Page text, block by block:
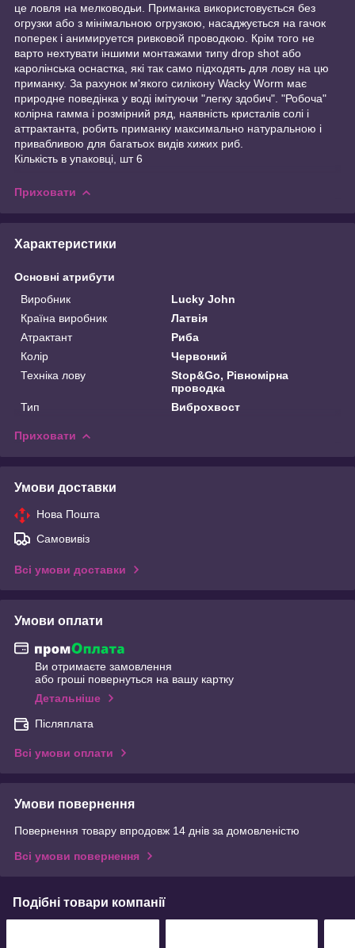
це ловля на мелководьи. Приманка використовується без
огрузки або з мінімальною огрузкою, насаджується на гачок
поперек і анимируется ривковой проводкою. Крім того не
варто нехтувати іншими монтажами типу drop shot або
каролінська оснастка, які так само підходять для лову на цю
приманку. За рахунок м'якого силікону Wacky Worm має
природне поведінка у воді імітуючи "легку здобич". "Робоча"
колірна гамма і розмірний ряд, наявність кристалів солі і
аттрактанта, робить приманку максимально натуральною і
привабливою для багатьох видів хижих риб.
Кількість в упаковці, шт 6
Приховати
Характеристики
Основні атрибути
Виробник
Lucky John
Країна виробник
Латвія
Атрактант
Риба
Колір
Червоний
Техніка лову
Stop&Go, Рівномірна
проводка
Тип
Виброхвост
Приховати
Умови доставки
Нова Пошта
Самовивіз
Всі умови доставки
Умови оплати
Ви отримаєте замовлення
або гроші повернуться на вашу картку
Детальніше
Післяплата
Всі умови оплати
Умови повернення
Повернення товару впродовж 14 днів за домовленістю
Всі умови повернення
Подібні товари компанії